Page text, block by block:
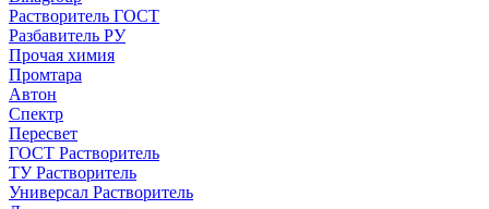
Растворитель ГОСТ
Разбавитель РУ
Прочая химия
Промтара
Автон
Спектр
Пересвет
ГОСТ Растворитель
ТУ Растворитель
Универсал Растворитель